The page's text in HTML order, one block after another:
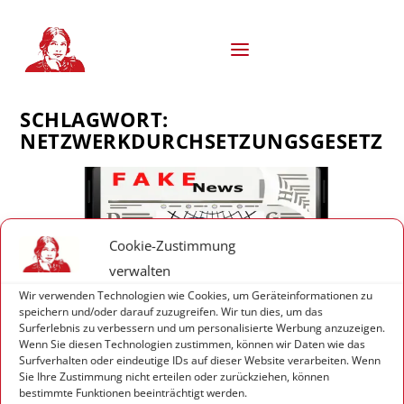
t
Cookie-Zustimmung
verwalten
Wir verwenden Technologien wie Cookies, um Geräteinformationen zu
speichern und/oder darauf zuzugreifen. Wir tun dies, um das
Surferlebnis zu verbessern und um personalisierte Werbung anzuzeigen.
Wenn Sie diesen Technologien zustimmen, können wir Daten wie das
Surfverhalten oder eindeutige IDs auf dieser Website verarbeiten. Wenn
Sie Ihre Zustimmung nicht erteilen oder zurückziehen, können
bestimmte Funktionen beeinträchtigt werden.
SCHLAGWORT:
NETZWERKDURCHSETZUNGSGESETZ